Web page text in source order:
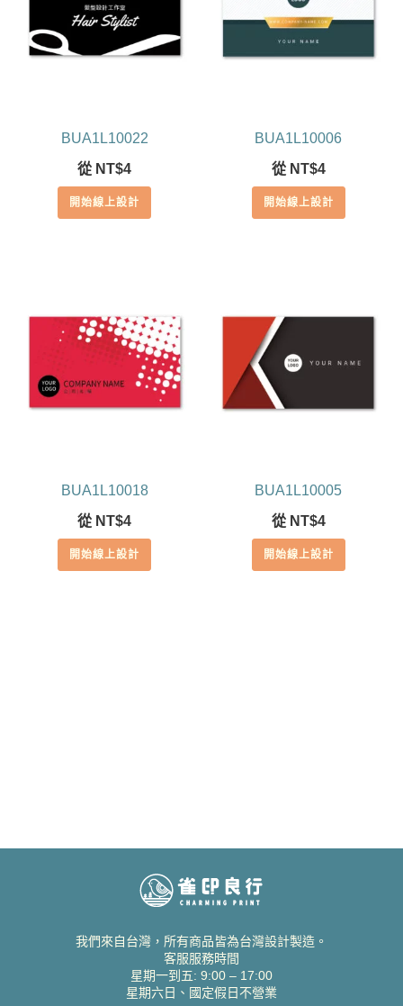
BUA1L10022
從 NT$4
開始線上設計
BUA1L10006
從 NT$4
開始線上設計
BUA1L10018
從 NT$4
開始線上設計
BUA1L10005
從 NT$4
開始線上設計
我們來自台灣，所有商品皆為台灣設計製造。
客服服務時間
星期一到五: 9:00 – 17:00
星期六日、國定假日不營業